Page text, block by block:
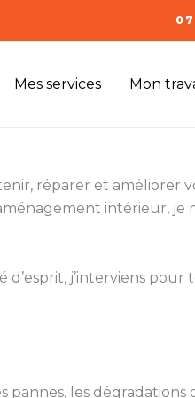
Mes services Mon
réparer et améliorer
intérieur, je
j’interviens pour
les dégradations